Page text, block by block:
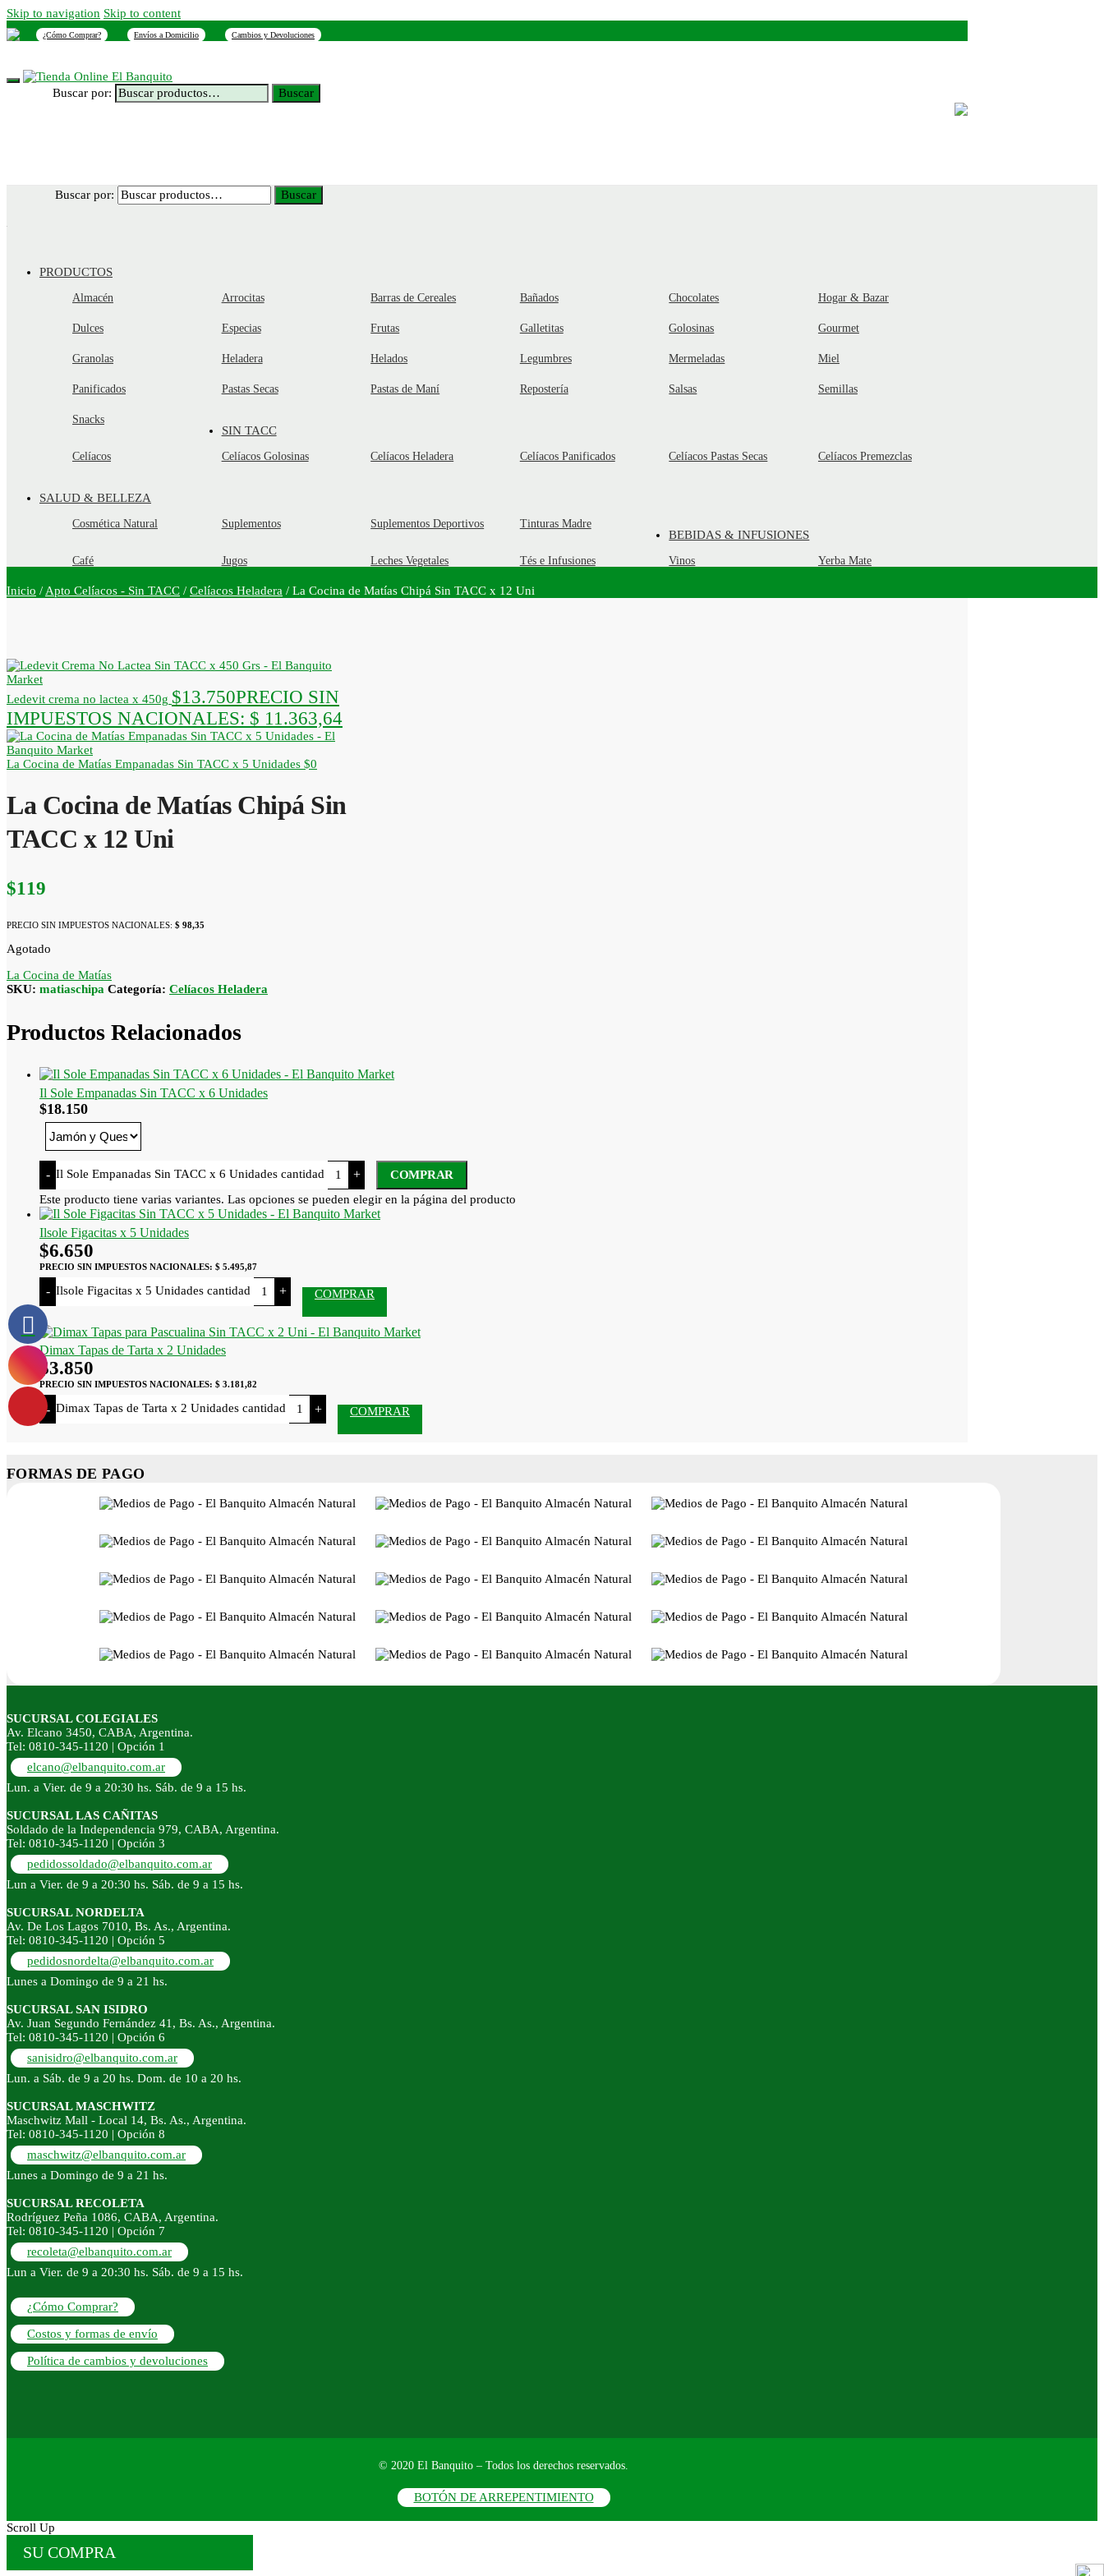
Skip to navigation Skip to content
¿Cómo Comprar? Envíos a Domicilio Cambios y Devoluciones
Buscar por: Buscar
Buscar por: Buscar
PRODUCTOS
Almacén Arrocitas Barras de Cereales Bañados Chocolates Hogar & Bazar
Dulces Especias Frutas Galletitas Golosinas Gourmet
Granolas Heladera Helados Legumbres Mermeladas Miel
Panificados Pastas Secas Pastas de Maní Repostería Salsas Semillas
Snacks
SIN TACC
Celíacos Celíacos Golosinas Celíacos Heladera Celíacos Panificados Celíacos Pastas Secas Celíacos Premezclas
SALUD & BELLEZA
Cosmética Natural Suplementos Suplementos Deportivos Tinturas Madre
BEBIDAS & INFUSIONES
Café Jugos Leches Vegetales Tés e Infusiones Vinos Yerba Mate
Inicio / Apto Celíacos - Sin TACC / Celíacos Heladera / La Cocina de Matías Chipá Sin TACC x 12 Uni
Ledevit crema no lactea x 450g $13.750PRECIO SIN
IMPUESTOS NACIONALES: $ 11.363,64
La Cocina de Matías Empanadas Sin TACC x 5 Unidades $0
La Cocina de Matías Chipá Sin
TACC x 12 Uni
$119
PRECIO SIN IMPUESTOS NACIONALES: $ 98,35
Agotado
La Cocina de Matías
SKU: matiaschipa Categoría: Celíacos Heladera
Productos Relacionados
Il Sole Empanadas Sin TACC x 6 Unidades
$18.150
- Il Sole Empanadas Sin TACC x 6 Unidades cantidad +
COMPRAR
Este producto tiene varias variantes. Las opciones se pueden elegir en la página del producto
Ilsole Figacitas x 5 Unidades
$6.650
PRECIO SIN IMPUESTOS NACIONALES: $ 5.495,87
- Ilsole Figacitas x 5 Unidades cantidad + COMPRAR
Dimax Tapas de Tarta x 2 Unidades
$3.850
PRECIO SIN IMPUESTOS NACIONALES: $ 3.181,82
- Dimax Tapas de Tarta x 2 Unidades cantidad + COMPRAR
FORMAS DE PAGO
SUCURSAL COLEGIALES
Av. Elcano 3450, CABA, Argentina.
Tel: 0810-345-1120 | Opción 1
elcano@elbanquito.com.ar
Lun. a Vier. de 9 a 20:30 hs. Sáb. de 9 a 15 hs.
SUCURSAL LAS CAÑITAS
Soldado de la Independencia 979, CABA, Argentina.
Tel: 0810-345-1120 | Opción 3
pedidossoldado@elbanquito.com.ar
Lun a Vier. de 9 a 20:30 hs. Sáb. de 9 a 15 hs.
SUCURSAL NORDELTA
Av. De Los Lagos 7010, Bs. As., Argentina.
Tel: 0810-345-1120 | Opción 5
pedidosnordelta@elbanquito.com.ar
Lunes a Domingo de 9 a 21 hs.
SUCURSAL SAN ISIDRO
Av. Juan Segundo Fernández 41, Bs. As., Argentina.
Tel: 0810-345-1120 | Opción 6
sanisidro@elbanquito.com.ar
Lun. a Sáb. de 9 a 20 hs. Dom. de 10 a 20 hs.
SUCURSAL MASCHWITZ
Maschwitz Mall - Local 14, Bs. As., Argentina.
Tel: 0810-345-1120 | Opción 8
maschwitz@elbanquito.com.ar
Lunes a Domingo de 9 a 21 hs.
SUCURSAL RECOLETA
Rodríguez Peña 1086, CABA, Argentina.
Tel: 0810-345-1120 | Opción 7
recoleta@elbanquito.com.ar
Lun a Vier. de 9 a 20:30 hs. Sáb. de 9 a 15 hs.
¿Cómo Comprar?
Costos y formas de envío
Política de cambios y devoluciones
© 2020 El Banquito – Todos los derechos reservados.
BOTÓN DE ARREPENTIMIENTO
Scroll Up
SU COMPRA